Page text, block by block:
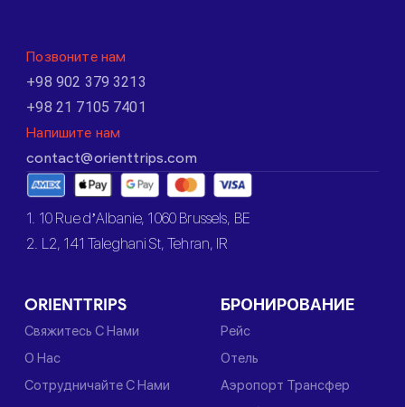
Позвоните нам
+98 902 379 3213
+98 21 7105 7401
Напишите нам
contact@orienttrips.com
1. 10 Rue d’Albanie, 1060 Brussels, BE
2. L2, 141 Taleghani St, Tehran, IR
ORIENTTRIPS
Свяжитесь С Нами
О Нас
Сотрудничайте С Нами
БРОНИРОВАНИЕ
Рейс
Отель
Аэропорт Трансфер